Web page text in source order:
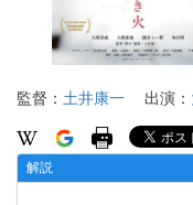
監督： 土井康一 出演：
解説